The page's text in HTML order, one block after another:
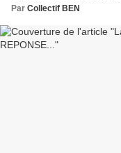
Par Collectif BEN